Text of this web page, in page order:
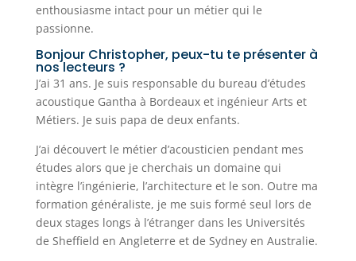
enthousiasme intact pour un métier qui le
passionne.
Bonjour Christopher, peux-tu te présenter à
nos lecteurs ?
J’ai 31 ans. Je suis responsable du bureau d’études
acoustique Gantha à Bordeaux et ingénieur Arts et
Métiers. Je suis papa de deux enfants.
J’ai découvert le métier d’acousticien pendant mes
études alors que je cherchais un domaine qui
intègre l’ingénierie, l’architecture et le son. Outre ma
formation généraliste, je me suis formé seul lors de
deux stages longs à l’étranger dans les Universités
de Sheffield en Angleterre et de Sydney en Australie.